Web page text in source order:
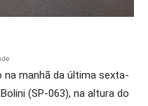
manhã da última sexta-
(SP-063), na altura do